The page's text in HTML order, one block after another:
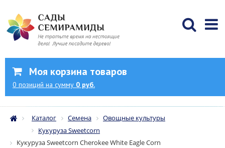
Моя корзина товаров
0 позиций на сумму 0 руб.
Каталог Семена
Овощные культуры
Кукуруза Sweetcorn
Кукуруза Sweetcorn Cherokee White Eagle Corn